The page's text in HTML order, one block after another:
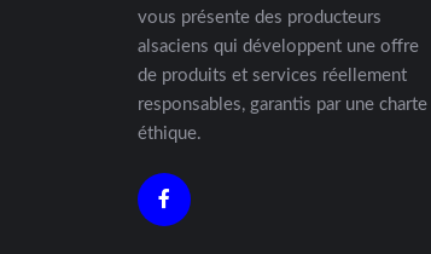
vous présente des producteurs
alsaciens qui développent une offre
de produits et services réellement
responsables, garantis par une charte
éthique.